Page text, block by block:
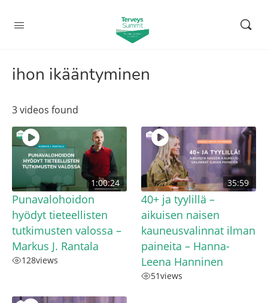
ihon ikääntyminen
3 videos found
1:00:24
Punavalohoidon
hyödyt tieteellisten
tutkimusten valossa –
Markus J. Rantala
128views
35:59
40+ ja tyylillä –
aikuisen naisen
kauneusvalinnat ilman
paineita – Hanna-
Leena Hanninen
51views